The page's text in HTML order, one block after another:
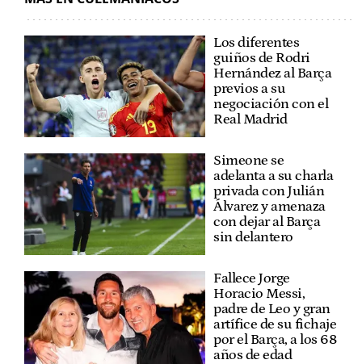
Los diferentes
guiños de Rodri
Hernández al Barça
previos a su
negociación con el
Real Madrid
Simeone se
adelanta a su charla
privada con Julián
Álvarez y amenaza
con dejar al Barça
sin delantero
Fallece Jorge
Horacio Messi,
padre de Leo y gran
artífice de su fichaje
por el Barça, a los 68
años de edad